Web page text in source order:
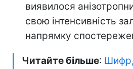
виявилося
свою інтенсивність
напрямку
Читайте більше: Шифр,